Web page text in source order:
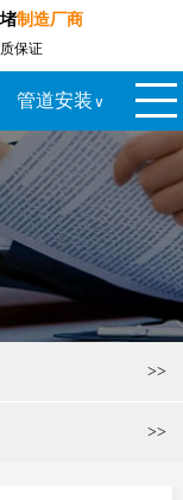
制造厂商
保证
管道安装 ∨
>>
>>